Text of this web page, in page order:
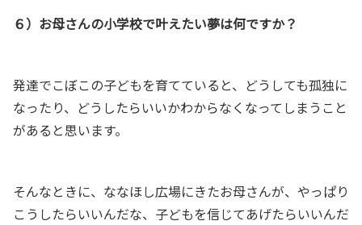
６）お母さんの小学校で叶えたい夢は何ですか？
発達でこぼこの子どもを育てていると、どうしても孤独に
なったり、どうしたらいいかわからなくなってしまうこと
があると思います。
そんなときに、ななほし広場にきたお母さんが、やっぱり
こうしたらいいんだな、子どもを信じてあげたらいいんだ